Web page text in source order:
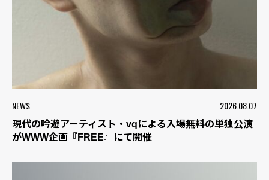
NEWS 2026.08.07
現代の吟遊アーティスト・vqによる入場無料の単独公演
がWWW企画『FREE』にて開催